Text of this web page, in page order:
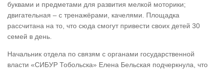
буквами и предметами для развития мелкой моторики;
двигательная – с тренажёрами, качелями. Площадка
рассчитана на то, что сюда смогут привести своих детей 30
семей в день.
Начальник отдела по связям с органами государственной
власти «СИБУР Тобольска» Елена Бельская подчеркнула, что